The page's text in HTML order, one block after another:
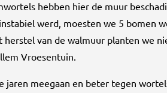
hebben hier de muur
werd, moesten we 5 bomen
van de walmuur planten we
Vroesentuin.
meegaan en beter tegen